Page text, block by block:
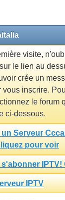
visite,
le lien au
crée un
vous inscrire.
le forum
ci-dessous.
un Serveur
pour voir
IPTV